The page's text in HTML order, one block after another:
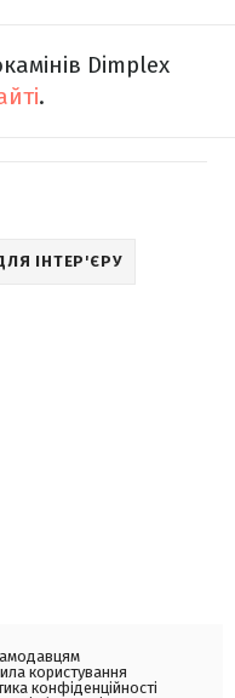
Dimplex
.
ДЛЯ ІНТЕР'ЄРУ
користування
конфіденційності